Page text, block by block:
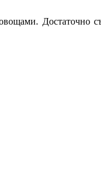
Достаточно